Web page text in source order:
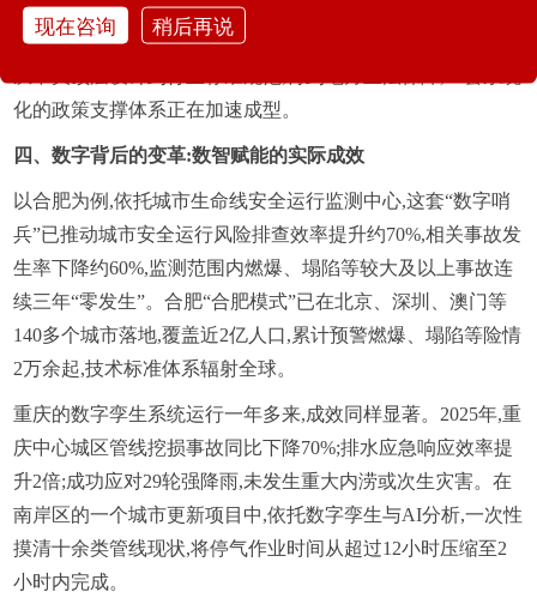
现代化治理新路径。
化的政策支撑体系正在加速成型。
四、数字背后的变革:数智赋能的实际成效
以合肥为例,依托城市生命线安全运行监测中心,这套“数字哨
兵”已推动城市安全运行风险排查效率提升约70%,相关事故发
生率下降约60%,监测范围内燃爆、塌陷等较大及以上事故连
续三年“零发生”。合肥“合肥模式”已在北京、深圳、澳门等
140多个城市落地,覆盖近2亿人口,累计预警燃爆、塌陷等险情
2万余起,技术标准体系辐射全球。
重庆的数字孪生系统运行一年多来,成效同样显著。2025年,重
庆中心城区管线挖损事故同比下降70%;排水应急响应效率提
升2倍;成功应对29轮强降雨,未发生重大内涝或次生灾害。在
南岸区的一个城市更新项目中,依托数字孪生与AI分析,一次性
摸清十余类管线现状,将停气作业时间从超过12小时压缩至2
小时内完成。
现在咨询 稍后再说